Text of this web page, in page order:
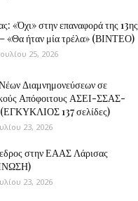
«Όχι» στην επαναφορά της 13ης
«Θα ήταν μία τρέλα» (ΒΙΝΤΕΟ)
25, 2026
Διαμνημονεύσεων σε
Απόφοιτους ΑΣΕΙ-ΣΣΑΣ-
137 σελίδες)
23, 2026
στην ΕΑΑΣ Λάρισας
23, 2026